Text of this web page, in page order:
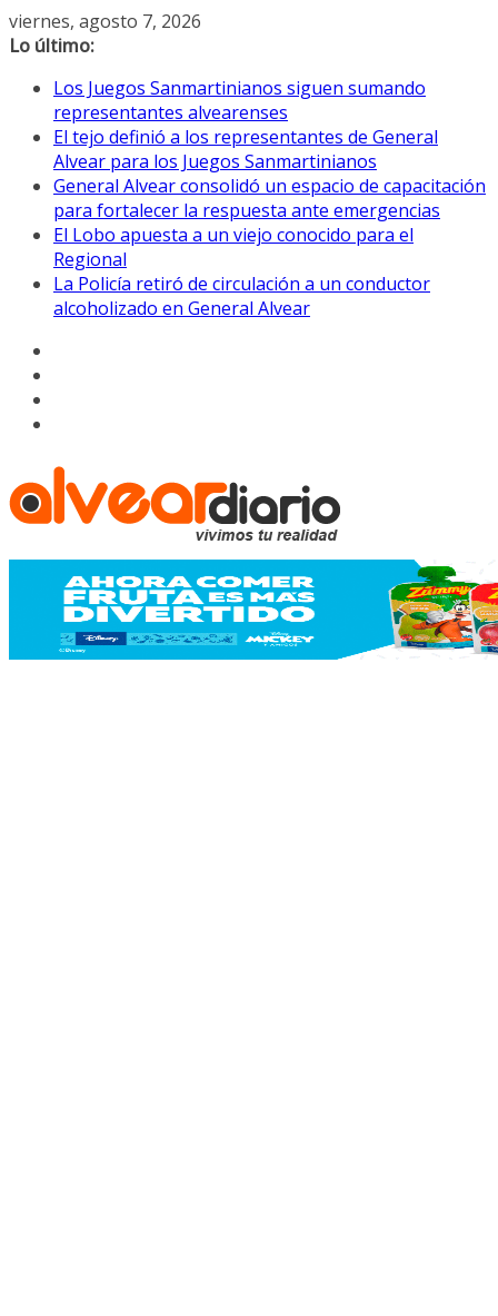
Saltar
al
viernes, agosto 7, 2026
Lo último:
Los Juegos Sanmartinianos siguen sumando
representantes alvearenses
El tejo definió a los representantes de General
Alvear para los Juegos Sanmartinianos
General Alvear consolidó un espacio de capacitación
para fortalecer la respuesta ante emergencias
El Lobo apuesta a un viejo conocido para el
Regional
La Policía retiró de circulación a un conductor
alcoholizado en General Alvear